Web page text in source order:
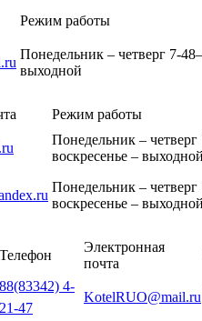
Режим работы
Понедельник – четверг 7-
выходной
Режим работы
Понедельник –
воскресенье – выходной
Понедельник –
воскресенье – выходной
Телефон
Электронная
почта
88(83342) 4-
21-47
KotelRUO@mail.ru